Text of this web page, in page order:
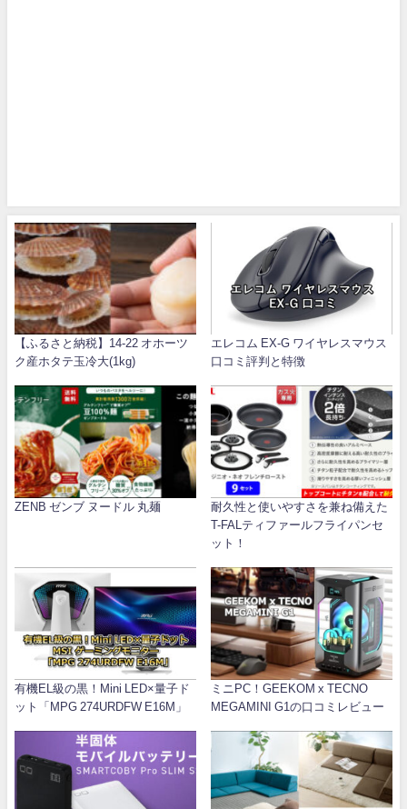
【ふるさと納税】14-22 オホーツ
ク産ホタテ玉冷大(1kg)
エレコム EX-G ワイヤレスマウス
口コミ評判と特徴
ZENB ゼンブ ヌードル 丸麺
耐久性と使いやすさを兼ね備えた
T-FALティファールフライパンセ
ット！
有機EL級の黒！Mini LED×量子ド
ット「MPG 274URDFW E16M」
ミニPC！GEEKOM x TECNO
MEGAMINI G1の口コミレビュー